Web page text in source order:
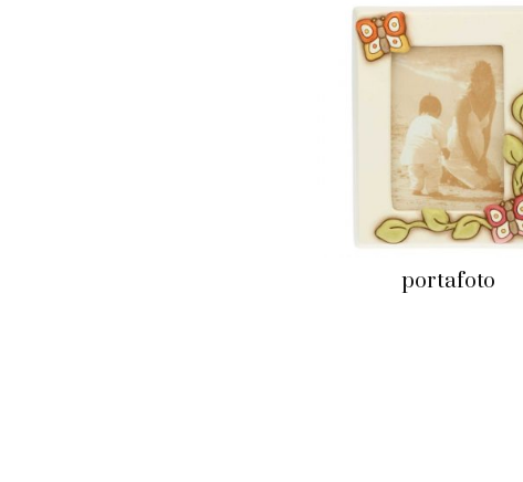
portafoto